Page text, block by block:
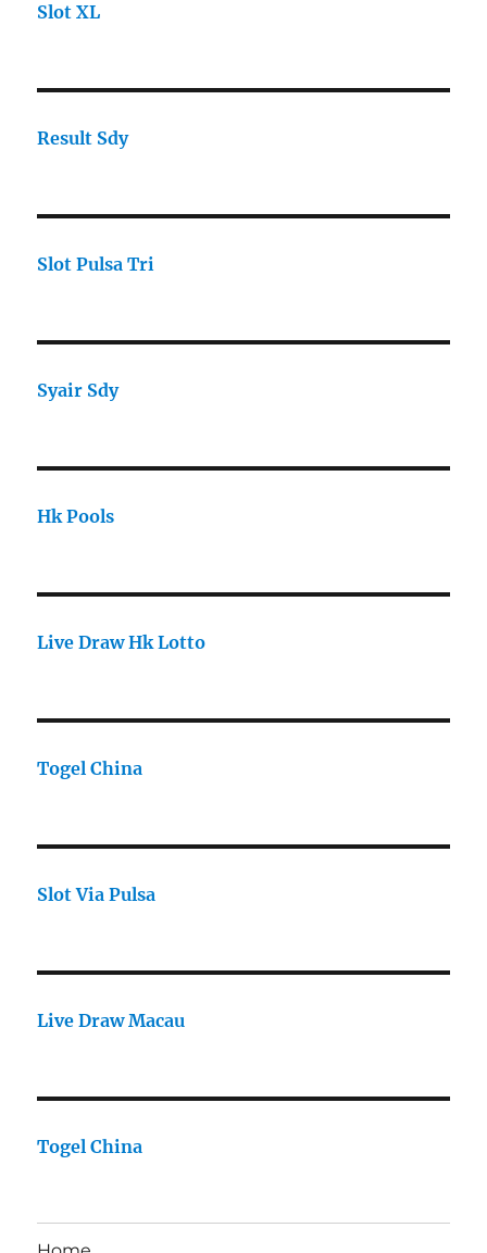
Slot XL
Result Sdy
Slot Pulsa Tri
Syair Sdy
Hk Pools
Live Draw Hk Lotto
Togel China
Slot Via Pulsa
Live Draw Macau
Togel China